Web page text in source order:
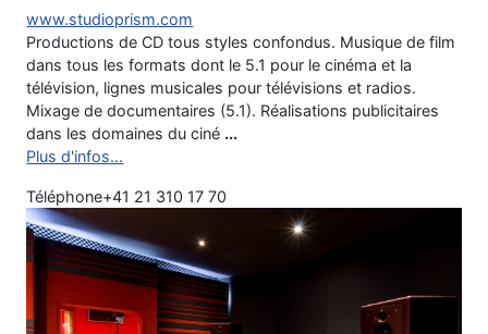
www.studioprism.com
Productions de CD tous styles confondus. Musique de film
dans tous les formats dont le 5.1 pour le cinéma et la
télévision, lignes musicales pour télévisions et radios.
Mixage de documentaires (5.1). Réalisations publicitaires
dans les domaines du ciné ...
Plus d'infos...
Téléphone+41 21 310 17 70